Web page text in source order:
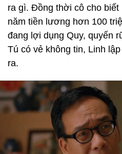
ra gì. Đồng thời cô cho
năm tiền lương hơn 100
đang lợi dụng Quy, quyến
Tú có vẻ không tin, Linh
ra.